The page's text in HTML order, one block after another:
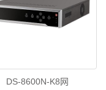
DS-8600N-K8网